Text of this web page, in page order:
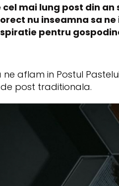
cel mai lung post din
nu inseamna sa
pentru
aflam in Postul
post traditionala.